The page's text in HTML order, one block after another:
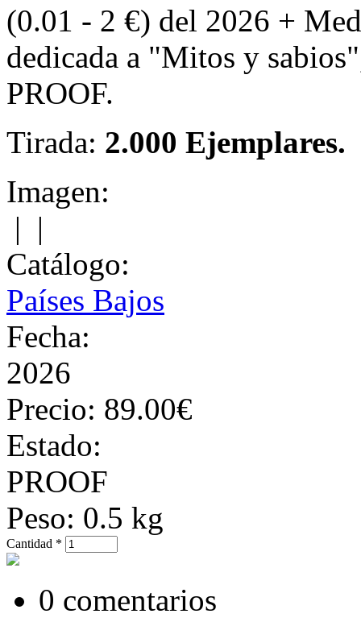
(0.01 - 2 €) del 2026 +
dedicada a "Mitos y
PROOF.
Tirada: 2.000 Ejemplares.
Imagen:
|
|
Catálogo:
Países Bajos
Fecha:
2026
Precio: 89.00€
Estado:
PROOF
Peso: 0.5 kg
Cantidad *
0 comentarios